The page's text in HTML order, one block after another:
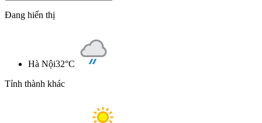
Đang hiển thị
Hà Nội32°C
Tỉnh thành khác